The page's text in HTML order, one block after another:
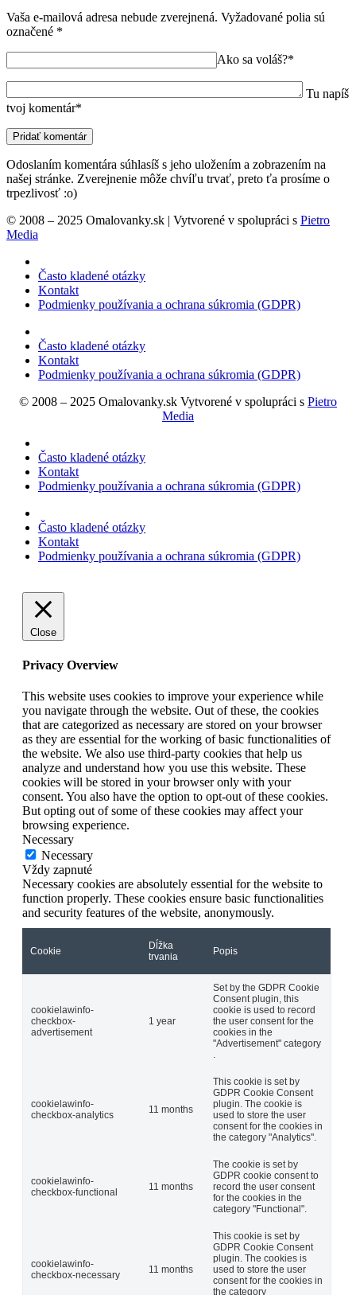
Vaša e-mailová adresa nebude zverejnená. Vyžadované polia sú
označené *
Ako sa voláš?*
Tu napíš
tvoj komentár*
Odoslaním komentára súhlasíš s jeho uložením a zobrazením na
našej stránke. Zverejnenie môže chvíľu trvať, preto ťa prosíme o
trpezlivosť :o)
© 2008 – 2025 Omalovanky.sk | Vytvorené v spolupráci s Pietro
Media
Často kladené otázky
Kontakt
Podmienky používania a ochrana súkromia (GDPR)
Často kladené otázky
Kontakt
Podmienky používania a ochrana súkromia (GDPR)
© 2008 – 2025 Omalovanky.sk Vytvorené v spolupráci s Pietro
Media
Často kladené otázky
Kontakt
Podmienky používania a ochrana súkromia (GDPR)
Často kladené otázky
Kontakt
Podmienky používania a ochrana súkromia (GDPR)
Close
Privacy Overview
This website uses cookies to improve your experience while
you navigate through the website. Out of these, the cookies
that are categorized as necessary are stored on your browser
as they are essential for the working of basic functionalities of
the website. We also use third-party cookies that help us
analyze and understand how you use this website. These
cookies will be stored in your browser only with your
consent. You also have the option to opt-out of these cookies.
But opting out of some of these cookies may affect your
browsing experience.
Necessary
Necessary
Vždy zapnuté
Necessary cookies are absolutely essential for the website to
function properly. These cookies ensure basic functionalities
and security features of the website, anonymously.
Cookie
Dĺžka
trvania
Popis
cookielawinfo-
checkbox-
advertisement
1 year
Set by the GDPR Cookie
Consent plugin, this
cookie is used to record
the user consent for the
cookies in the
"Advertisement" category
.
cookielawinfo-
checkbox-analytics
11 months
This cookie is set by
GDPR Cookie Consent
plugin. The cookie is
used to store the user
consent for the cookies in
the category "Analytics".
cookielawinfo-
checkbox-functional
11 months
The cookie is set by
GDPR cookie consent to
record the user consent
for the cookies in the
category "Functional".
cookielawinfo-
checkbox-necessary
11 months
This cookie is set by
GDPR Cookie Consent
plugin. The cookies is
used to store the user
consent for the cookies in
the category